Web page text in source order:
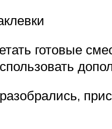
готовые